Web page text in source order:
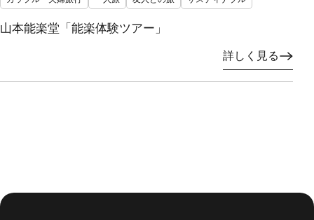
山本能楽堂「能楽体験ツアー」
詳しく見る